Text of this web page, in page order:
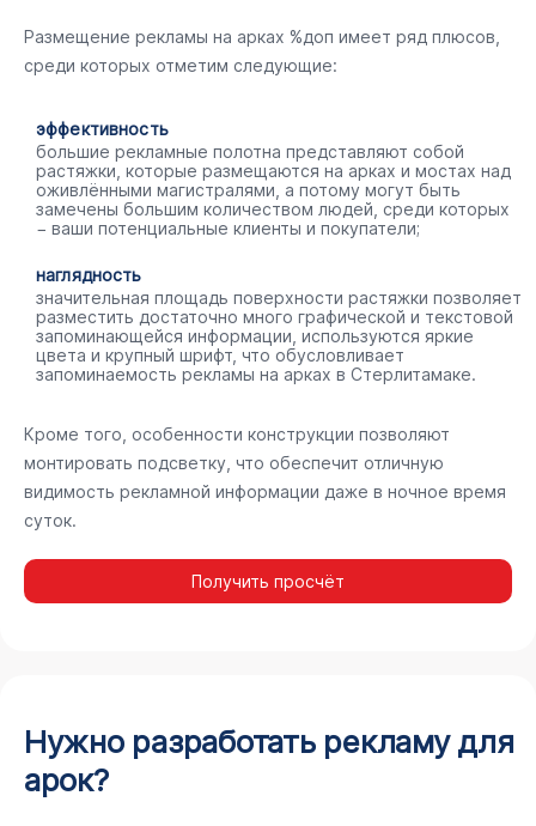
Размещение рекламы на арках %доп имеет ряд плюсов,
среди которых отметим следующие:
эффективность
большие рекламные полотна представляют собой
растяжки, которые размещаются на арках и мостах над
оживлёнными магистралями, а потому могут быть
замечены большим количеством людей, среди которых
− ваши потенциальные клиенты и покупатели;
наглядность
значительная площадь поверхности растяжки позволяет
разместить достаточно много графической и текстовой
запоминающейся информации, используются яркие
цвета и крупный шрифт, что обусловливает
запоминаемость рекламы на арках в Стерлитамаке.
Кроме того, особенности конструкции позволяют
монтировать подсветку, что обеспечит отличную
видимость рекламной информации даже в ночное время
суток.
Получить просчёт
Нужно разработать рекламу для
арок?